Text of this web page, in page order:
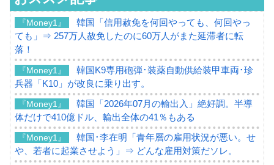
『Money1』
韓国「信用赦免を何回やっても、何回やっ
ても」⇒ 257万人赦免したのに60万人がまた延滞者に転
落！
『Money1』
韓国K9専用砲弾･装薬自動供給装甲車両･珍
兵器「K10」が改良に乗り出す。
『Money1』
韓国「2026年07月の輸出入」絶好調。半導
体だけで410億ドル、輸出全体の41％もある
『Money1』
韓国･李在明「青年層の雇用状況が悪い。せ
や、若者に起業させよう」⇒ どんな雇用対策だソレ。